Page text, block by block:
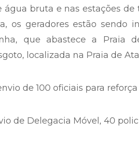
água bruta e nas estações
os geradores estão sendo
que abastece a Praia
localizada na Praia de
de 100 oficiais para
de Delegacia Móvel, 40